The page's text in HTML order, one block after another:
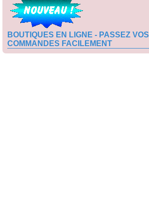
BOUTIQUES EN LIGNE - PASSEZ VOS
COMMANDES FACILEMENT